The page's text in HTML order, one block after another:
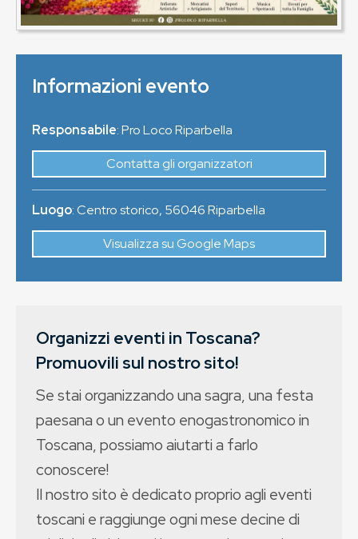
Informazioni evento
Responsabile: Pro Loco Riparbella
Contatta gli organizzatori
Luogo:Centro storico, 56046Riparbella
Visualizza su Google Maps
Organizzi eventi in Toscana?
Promuovili sul nostro sito!
Se stai organizzando una sagra, una festa
paesana o un evento enogastronomico in
Toscana, possiamo aiutarti a farlo
conoscere!
Il nostro sito è dedicato proprio agli eventi
toscani e raggiunge ogni mese decine di